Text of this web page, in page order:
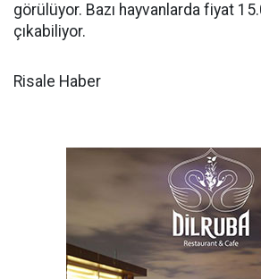
görülüyor. Bazı hayvanlarda fiyat
çıkabiliyor.
Risale Haber